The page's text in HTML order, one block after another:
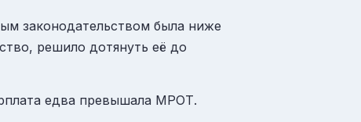
законодательством была ниже
решило дотянуть её до
едва превышала МРОТ.